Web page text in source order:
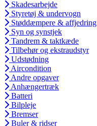
Skadesarbejde
Styretøj & undervogn
Støddæmpere & affjedring
Syn og synstjek
Tandrem & taktkæde
Tilbehør og ekstraudstyr
Udstødning
Aircondition
Andre opgaver
Anhængertræk
Batteri
Bilpleje
Bremser
Buler & ridser